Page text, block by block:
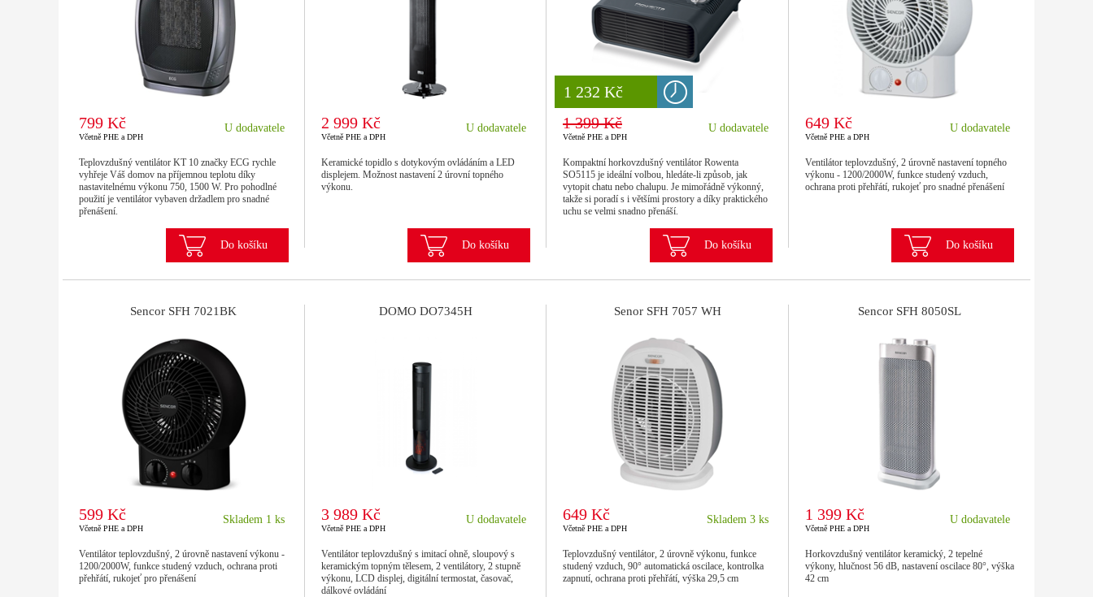
799 Kč
Včetně PHE a DPH
U dodavatele
Teplovzdušný ventilátor KT 10 značky ECG rychle
vyhřeje Váš domov na příjemnou teplotu díky
nastavitelnému výkonu 750, 1500 W. Pro pohodlné
použití je ventilátor vybaven držadlem pro snadné
přenášení.
Do košíku
2 999 Kč
Včetně PHE a DPH
U dodavatele
Keramické topidlo s dotykovým ovládáním a LED
displejem. Možnost nastavení 2 úrovní topného
výkonu.
Do košíku
8 777 Kč
1 232 Kč
1 399 Kč
Včetně PHE a DPH
U dodavatele
Kompaktní horkovzdušný ventilátor Rowenta
SO5115 je ideální volbou, hledáte-li způsob, jak
vytopit chatu nebo chalupu. Je mimořádně výkonný,
takže si poradí s i většími prostory a díky praktického
uchu se velmi snadno přenáší.
Do košíku
649 Kč
Včetně PHE a DPH
U dodavatele
Ventilátor teplovzdušný, 2 úrovně nastavení topného
výkonu - 1200/2000W, funkce studený vzduch,
ochrana proti přehřátí, rukojeť pro snadné přenášení
Do košíku
Sencor SFH 7021BK
599 Kč
Včetně PHE a DPH
Skladem 1 ks
Ventilátor teplovzdušný, 2 úrovně nastavení výkonu -
1200/2000W, funkce studený vzduch, ochrana proti
přehřátí, rukojeť pro přenášení
DOMO DO7345H
3 989 Kč
Včetně PHE a DPH
U dodavatele
Ventilátor teplovzdušný s imitací ohně, sloupový s
keramickým topným tělesem, 2 ventilátory, 2 stupně
výkonu, LCD displej, digitální termostat, časovač,
dálkové ovládání
Senor SFH 7057 WH
649 Kč
Včetně PHE a DPH
Skladem 3 ks
Teplovzdušný ventilátor, 2 úrovně výkonu, funkce
studený vzduch, 90° automatická oscilace, kontrolka
zapnutí, ochrana proti přehřátí, výška 29,5 cm
Sencor SFH 8050SL
1 399 Kč
Včetně PHE a DPH
U dodavatele
Horkovzdušný ventilátor keramický, 2 tepelné
výkony, hlučnost 56 dB, nastavení oscilace 80°, výška
42 cm